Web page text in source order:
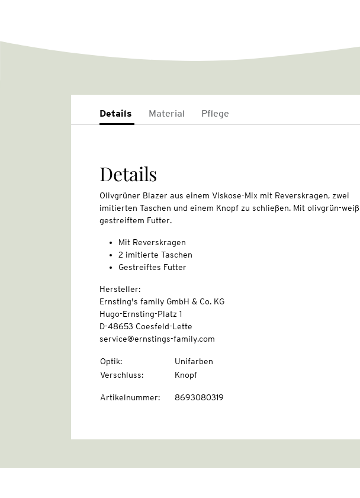
Details Material Pflege
Details
Olivgrüner Blazer aus einem Viskose-Mix mit Reverskragen, zwei
imitierten Taschen und einem Knopf zu schließen. Mit olivgrün-weiß
gestreiftem Futter.
Mit Reverskragen
2 imitierte Taschen
Gestreiftes Futter
Hersteller:
Ernsting's family GmbH & Co. KG
Hugo-Ernsting-Platz 1
D-48653 Coesfeld-Lette
service@ernstings-family.com
Optik:
Unifarben
Verschluss: Knopf
Artikelnummer: 8693080319